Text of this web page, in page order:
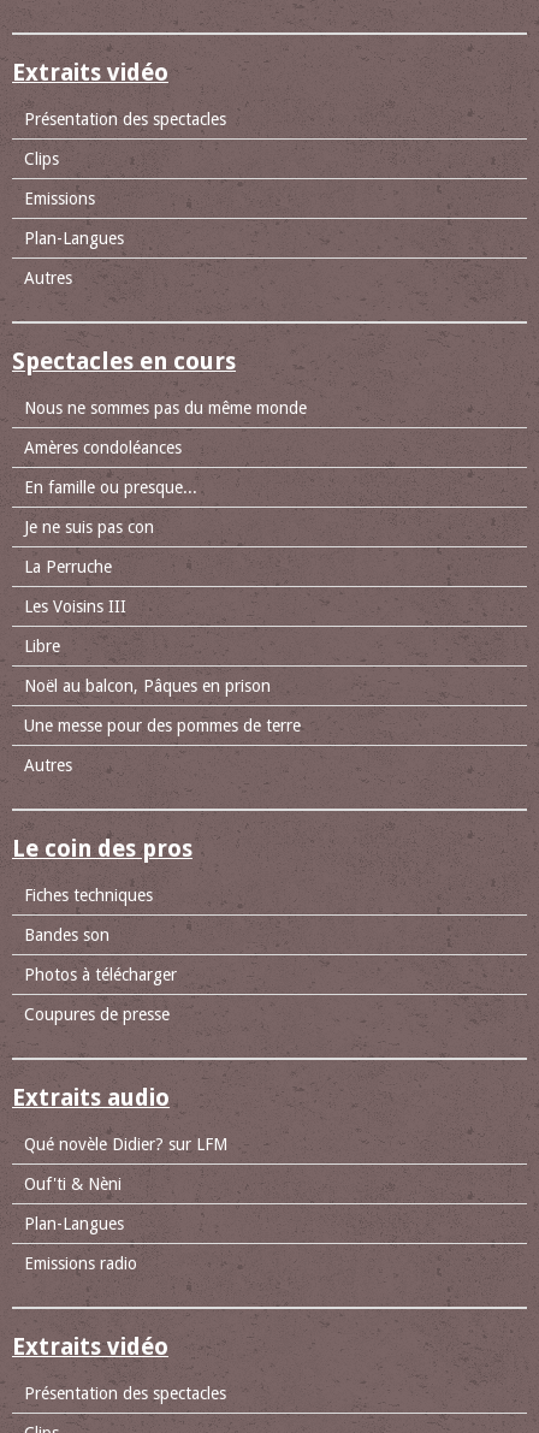
Extraits vidéo
Présentation des spectacles
Clips
Emissions
Plan-Langues
Autres
Spectacles en cours
Nous ne sommes pas du même monde
Amères condoléances
En famille ou presque...
Je ne suis pas con
La Perruche
Les Voisins III
Libre
Noël au balcon, Pâques en prison
Une messe pour des pommes de terre
Autres
Le coin des pros
Fiches techniques
Bandes son
Photos à télécharger
Coupures de presse
Extraits audio
Qué novèle Didier? sur LFM
Ouf'ti & Nèni
Plan-Langues
Emissions radio
Extraits vidéo
Présentation des spectacles